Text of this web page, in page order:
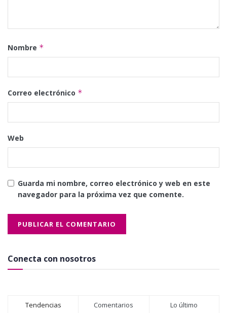
Nombre *
Correo electrónico *
Web
Guarda mi nombre, correo electrónico y web en este
navegador para la próxima vez que comente.
Conecta con nosotros
Tendencias Comentarios Lo último